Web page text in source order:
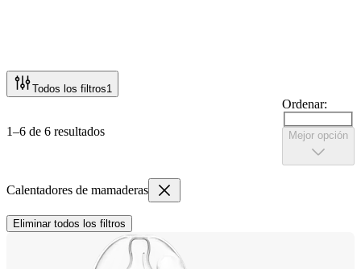
Todos los filtros1
1–6 de 6 resultados
Ordenar:
Mejor opción
Calentadores de mamaderas
Eliminar todos los filtros